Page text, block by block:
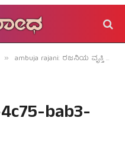
» ambuja rajani: ರಜನಿಯ ವೃತ್ತಿ ಬದುಕಿನ ದಿಕ್ಕು ಬದಲಾದೀತಾ?
bab3-